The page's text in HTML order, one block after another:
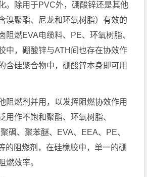
。除用于PVC外，硼酸锌还是其他
溴聚酯、尼龙和环氧树脂）有效的
阻燃EVA电缆料、PE、环氧树脂、
中，硼酸锌与ATH间也存在协效作
含硅聚合物中，硼酸锌本身即可用
阻燃剂并用，以发挥阻燃协效作用
用作不饱和聚酯、环氧树脂、
砜、聚苯醚、EVA、EEA、PE、
的阻燃剂，在硅橡胶中，单一的硼
燃效率。